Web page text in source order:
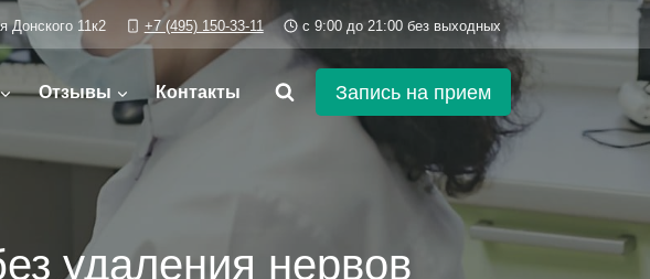
Донского 11к2 +7 (495) 150-33-11 c 9:00 до 21:00 без выходных
Отзывы Контакты Запись на прием
удаления нервов